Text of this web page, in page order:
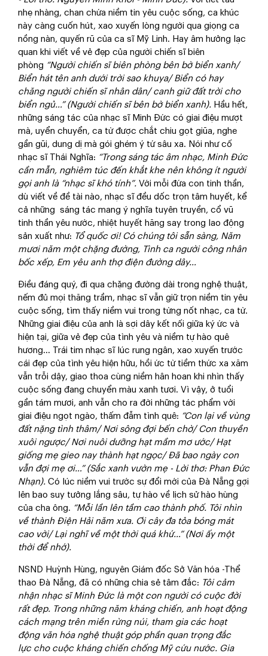
nhẹ nhàng, chan chứa niềm tin yêu cuộc sống, ca khúc
này càng cuốn hút, xao xuyến lòng người qua giọng ca
nồng nàn, quyến rũ của ca sĩ Mỹ Linh. Hay âm hưởng lạc
quan khi viết về vẻ đẹp của người chiến sĩ biên
phòng “Người chiến sĩ biên phòng bên bờ biển xanh/
Biển hát tên anh dưới trời sao khuya/ Biển có hay
chăng người chiến sĩ nhân dân/ canh giữ đất trời cho
biển ngủ…” (Người chiến sĩ bên bờ biển xanh). Hầu hết,
những sáng tác của nhạc sĩ Minh Đức có giai điệu mượt
mà, uyển chuyển, ca từ được chắt chiu gọt giũa, nghe
gần gũi, dung dị mà gói ghém ý tứ sâu xa. Nói như cố
nhạc sĩ Thái Nghĩa: “Trong sáng tác âm nhạc, Minh Đức
cần mẫn, nghiêm túc đến khắt khe nên không ít người
gọi anh là “nhạc sĩ khó tính”. Với mỗi đứa con tinh thần,
dù viết về đề tài nào, nhạc sĩ đều dốc trọn tâm huyết, kể
cả những sáng tác mang ý nghĩa tuyên truyền, cổ vũ
tinh thần yêu nước, nhiệt huyết hăng say trong lao động
sản xuất như: Tổ quốc ơi! Có chúng tôi sẵn sàng, Năm
mươi năm một chặng đường, Tình ca người công nhân
bốc xếp, Em yêu anh thợ điện đường dây…
Điều đáng quý, đi qua chặng đường dài trong nghệ thuật,
nếm đủ mọi thăng trầm, nhạc sĩ vẫn giữ trọn niềm tin yêu
cuộc sống, tìm thấy niềm vui trong từng nốt nhạc, ca từ.
Những giai điệu của anh là sợi dây kết nối giữa ký ức và
hiện tại, giữa vẻ đẹp của tình yêu và niềm tự hào quê
hương… Trái tim nhạc sĩ lúc rung ngân, xao xuyến trước
cái đẹp của tình yêu hiện hữu, hồi ức từ tiềm thức xa xăm
vẫn trỗi dậy, giao thoa cùng niềm hân hoan khi nhìn thấy
cuộc sống đang chuyển màu xanh tươi. Vì vậy, ở tuổi
gần tám mươi, anh vẫn cho ra đời những tác phẩm với
giai điệu ngọt ngào, thấm đẫm tình quê: “Con lại về vùng
đất nặng tình thâm/ Nơi sông đợi bến chờ/ Con thuyền
xuôi ngược/ Nơi nuôi dưỡng hạt mầm mơ ước/ Hạt
giống mẹ gieo nay thành hạt ngọc/ Đã bao ngày con
vẫn đợi mẹ ơi…” (Sắc xanh vườn mẹ - Lời thơ: Phan Đức
Nhạn). Có lúc niềm vui trước sự đổi mới của Đà Nẵng gợi
lên bao suy tưởng lắng sâu, tự hào về lịch sử hào hùng
của cha ông. “Mỗi lần lên tầm cao thành phố. Tôi nhìn
về thành Điện Hải năm xưa. Ơi cây đa tỏa bóng mát
cao vời/ Lại nghĩ về một thời quá khứ…” (Nơi ấy một
thời để nhớ).
NSND Huỳnh Hùng, nguyên Giám đốc Sở Văn hóa -Thể
thao Đà Nẵng, đã có những chia sẻ tâm đắc: Tôi cảm
nhận nhạc sĩ Minh Đức là một con người có cuộc đời
rất đẹp. Trong những năm kháng chiến, anh hoạt động
cách mạng trên miền rừng núi, tham gia các hoạt
động văn hóa nghệ thuật góp phần quan trọng đắc
lực cho cuộc kháng chiến chống Mỹ cứu nước. Gia